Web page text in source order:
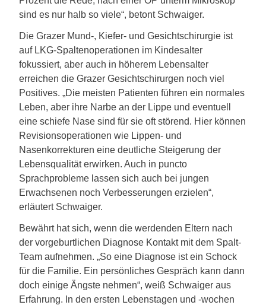
sind es nur halb so viele“, betont Schwaiger.
Die Grazer Mund-, Kiefer- und Gesichtschirurgie ist
auf LKG-Spaltenoperationen im Kindesalter
fokussiert, aber auch in höherem Lebensalter
erreichen die Grazer Gesichtschirurgen noch viel
Positives. „Die meisten Patienten führen ein normales
Leben, aber ihre Narbe an der Lippe und eventuell
eine schiefe Nase sind für sie oft störend. Hier können
Revisionsoperationen wie Lippen- und
Nasenkorrekturen eine deutliche Steigerung der
Lebensqualität erwirken. Auch in puncto
Sprachprobleme lassen sich auch bei jungen
Erwachsenen noch Verbesserungen erzielen“,
erläutert Schwaiger.
Bewährt hat sich, wenn die werdenden Eltern nach
der vorgeburtlichen Diagnose Kontakt mit dem Spalt-
Team aufnehmen. „So eine Diagnose ist ein Schock
für die Familie. Ein persönliches Gespräch kann dann
doch einige Ängste nehmen“, weiß Schwaiger aus
Erfahrung. In den ersten Lebenstagen und -wochen